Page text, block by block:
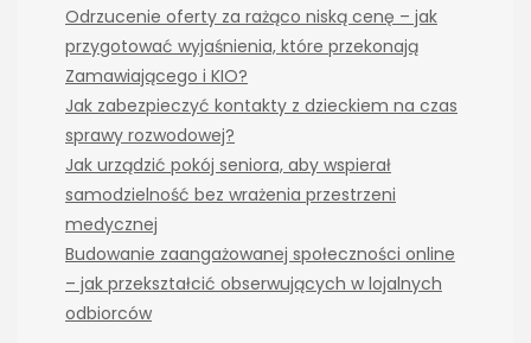
Odrzucenie oferty za rażąco niską cenę – jak
przygotować wyjaśnienia, które przekonają
Zamawiającego i KIO?
Jak zabezpieczyć kontakty z dzieckiem na czas
sprawy rozwodowej?
Jak urządzić pokój seniora, aby wspierał
samodzielność bez wrażenia przestrzeni
medycznej
Budowanie zaangażowanej społeczności online
– jak przekształcić obserwujących w lojalnych
odbiorców